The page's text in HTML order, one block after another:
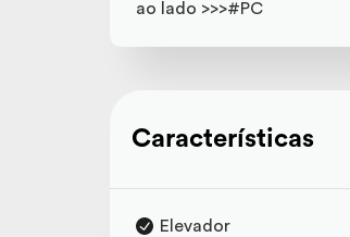
ao lado >>>#PC
Características
Elevador